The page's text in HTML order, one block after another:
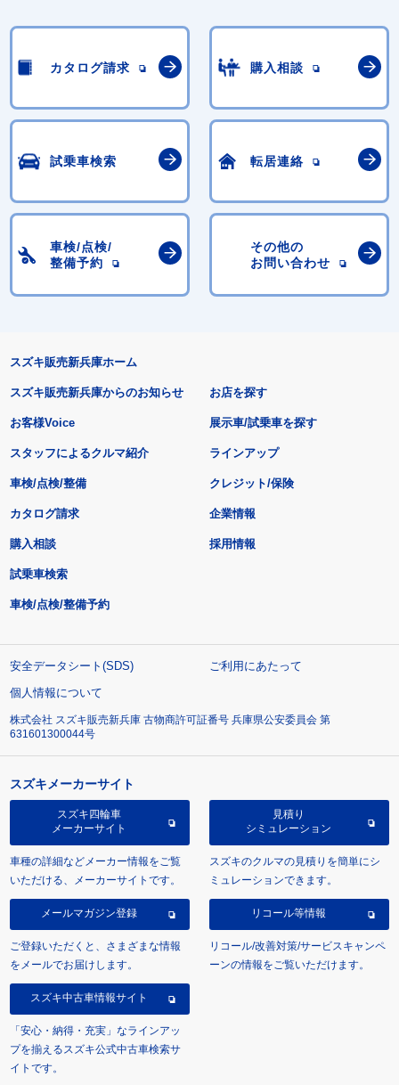
カタログ請求 購入相談
試乗車検索 転居連絡
車検/点検/
整備予約
その他の
お問い合わせ
スズキ販売新兵庫ホーム
スズキ販売新兵庫からのお知らせ
お客様Voice
スタッフによるクルマ紹介
お店を探す
展示車/試乗車を探す
ラインアップ
車検/点検/整備 クレジット/保険
カタログ請求
購入相談
試乗車検索
車検/点検/整備予約
企業情報
採用情報
安全データシート(SDS)
ご利用にあたって
個人情報について
株式会社 スズキ販売新兵庫 古物商許可証番号 兵庫県公安委員会 第
631601300044号
スズキメーカーサイト
スズキ四輪車
メーカーサイト
車種の詳細などメーカー情報をご覧
いただける、メーカーサイトです。
見積り
シミュレーション
スズキのクルマの見積りを簡単にシ
ミュレーションできます。
メールマガジン登録
ご登録いただくと、さまざまな情報
をメールでお届けします。
リコール等情報
リコール/改善対策/サービスキャンペ
ーンの情報をご覧いただけます。
スズキ中古車情報サイト
「安心・納得・充実」なラインアッ
プを揃えるスズキ公式中古車検索サ
イトです。